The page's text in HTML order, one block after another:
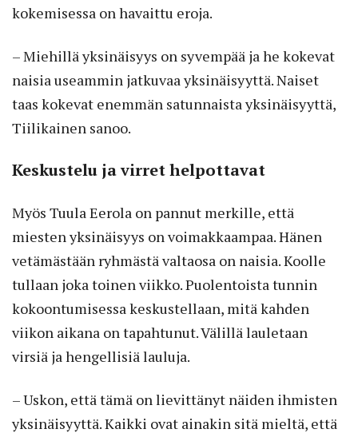
kokemisessa on havaittu eroja.
– Miehillä yksinäisyys on syvempää ja he kokevat
naisia useammin jatkuvaa yksinäisyyttä. Naiset
taas kokevat enemmän satunnaista yksinäisyyttä,
Tiilikainen sanoo.
Keskustelu ja virret helpottavat
Myös Tuula Eerola on pannut merkille, että
miesten yksinäisyys on voimakkaampaa. Hänen
vetämästään ryhmästä valtaosa on naisia. Koolle
tullaan joka toinen viikko. Puolentoista tunnin
kokoontumisessa keskustellaan, mitä kahden
viikon aikana on tapahtunut. Välillä lauletaan
virsiä ja hengellisiä lauluja.
– Uskon, että tämä on lievittänyt näiden ihmisten
yksinäisyyttä. Kaikki ovat ainakin sitä mieltä, että